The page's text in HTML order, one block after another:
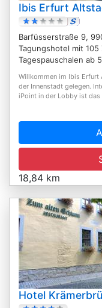
Ibis Erfurt
Barfüsserstraße 9,
Tagungshotel mit 105
Tagespauschalen ab
Willkommen im Ibis
der Innenstadt gelegen.
iPoint in der Lobby ist das
18,84 km
Hotel